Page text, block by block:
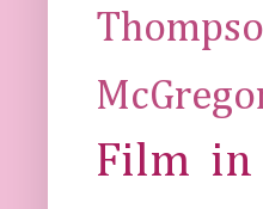
Film in